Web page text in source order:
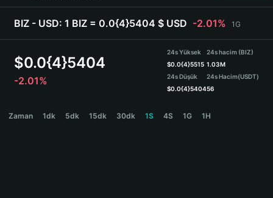
Português (Portugal)
Bahasa Indonesia
ภาษาไทย
Español
Español (Argentina)
BIZ - USD: 1 BIZ = 0.0{4}5404 $ USD -2.01% 1G
$0.0{4}5404
-2.01%
24s Yüksek
$0.0{4}5515
24s Düşük
$0.0{4}5404
24s hacim (BIZ)
1.03M
24s Hacim(USDT)
56
Zaman 1dk 5dk 15dk 30dk 1S 4S 1G 1H